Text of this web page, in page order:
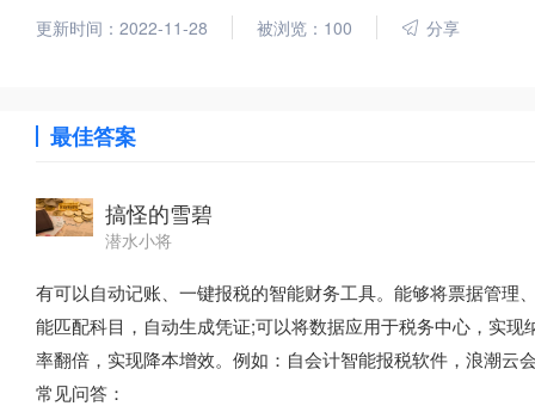
更新时间：2022-11-28 被浏览：100 分享
最佳答案
搞怪的雪碧
潜水小将
有可以自动记账、一键报税的智能财务工具。能够将票据管
能匹配科目，自动生成凭证;可以将数据应用于税务中心，实
率翻倍，实现降本增效。例如：自会计智能报税软件，浪潮云
常见问答：